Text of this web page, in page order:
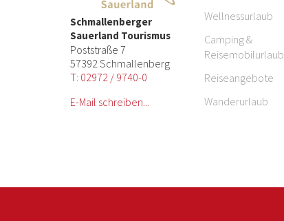
Schmallenberger
Sauerland Tourismus
Poststraße 7
57392 Schmallenberg
T: 02972 / 9740-0
E-Mail schreiben...
Wellnessurlaub
Camping &
Reisemobilurlaub
Reiseangebote
Wanderurlaub